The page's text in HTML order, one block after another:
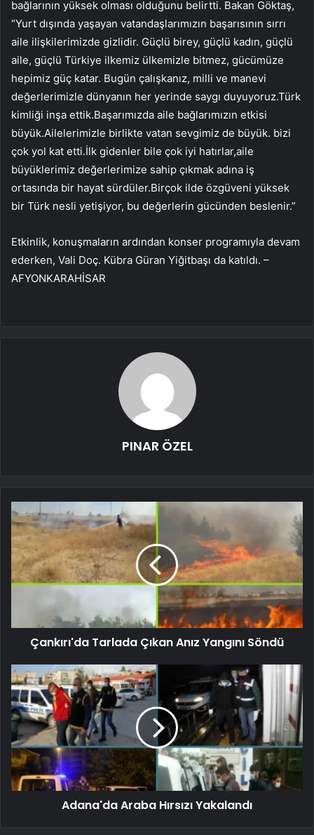
bağlarının yüksek olması olduğunu belirtti. Bakan Göktaş,
“Yurt dışında yaşayan vatandaşlarımızın başarısının sırrı
aile ilişkilerimizde gizlidir. Güçlü birey, güçlü kadın, güçlü
aile, güçlü Türkiye ilkemiz ülkemizle bitmez, gücümüze
hepimiz güç katar. Bugün çalışkanız, milli ve manevi
değerlerimizle dünyanın her yerinde saygı duyuyoruz.Türk
kimliği inşa ettik.Başarımızda aile bağlarımızın etkisi
büyük.Ailelerimizle birlikte vatan sevgimiz de büyük. bizi
çok yol kat etti.İlk gidenler bile çok iyi hatırlar,aile
büyüklerimiz değerlerimize sahip çıkmak adına iş
ortasında bir hayat sürdüler.Birçok ilde özgüveni yüksek
bir Türk nesli yetişiyor, bu değerlerin gücünden beslenir.”
Etkinlik, konuşmaların ardından konser programıyla devam
ederken, Vali Doç. Kübra Güran Yiğitbaşı da katıldı. –
AFYONKARAHİSAR
PINAR ÖZEL
Çankırı'da Tarlada Çıkan Anız Yangını Söndü
Adana'da Araba Hırsızı Yakalandı